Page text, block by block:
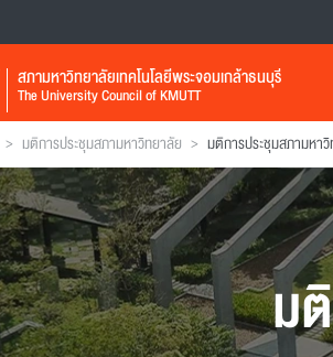
สภามหาวิทยาลัยเทคโนโลยีพระจอมเกล้าธนบุรี
The University Council of KMUTT
> มติการประชุมสภามหาวิทยาลัย > มติการประชุมสภามหา
ม